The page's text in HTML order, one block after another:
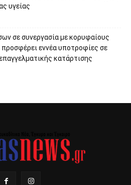
υγείας
σε συνεργασία με κορυφαίους
εννέα υποτροφίες σε
κατάρτισης